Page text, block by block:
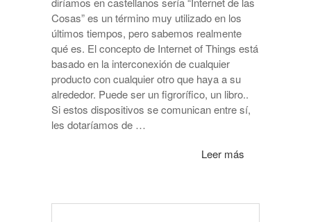
Cosas” es un término muy utilizado en los
últimos tiempos, pero sabemos realmente
qué es. El concepto de Internet of Things está
basado en la interconexión de cualquier
producto con cualquier otro que haya a su
alrededor. Puede ser un figrorífico, un libro..
Si estos dispositivos se comunican entre sí,
les dotaríamos de …
Leer más